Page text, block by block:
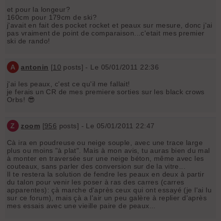
et pour la longeur?
160cm pour 179cm de ski?
j'avait en fait des pocket rocket et peaux sur mesure, donc j'ai
pas vraiment de point de comparaison...c'etait mes premier
ski de rando!
A antonin [10 posts] - Le 05/01/2011 22:36
j'ai les peaux, c'est ce qu'il me fallait!
je ferais un CR de mes premiere sorties sur les black crows
Orbs! 😎
Z zoom [956 posts] - Le 05/01/2011 22:47
Cà ira en poudreuse ou neige souple, avec une trace large
plus ou moins "à plat". Mais à mon avis, tu auras bien du mal
à monter en traversée sur une neige béton, même avec les
couteaux, sans parler des conversion sur de la vitre...
Il te restera la solution de fendre les peaux en deux à partir
du talon pour venir les poser à ras des carres (carres
apparentes): çà marche d'après ceux qui ont essayé (je l'ai lu
sur ce forum), mais çà a l'air un peu galère à replier d'après
mes essais avec une vieille paire de peaux...